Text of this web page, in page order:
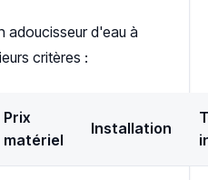
adoucisseur d'eau à
critères :
Prix
matériel
Installation